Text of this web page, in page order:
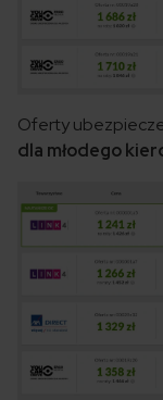
Oferty
dla młodego